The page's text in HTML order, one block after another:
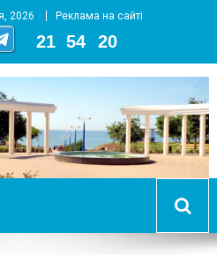
2026 Реклама на сайті
21 54 21
города Южный